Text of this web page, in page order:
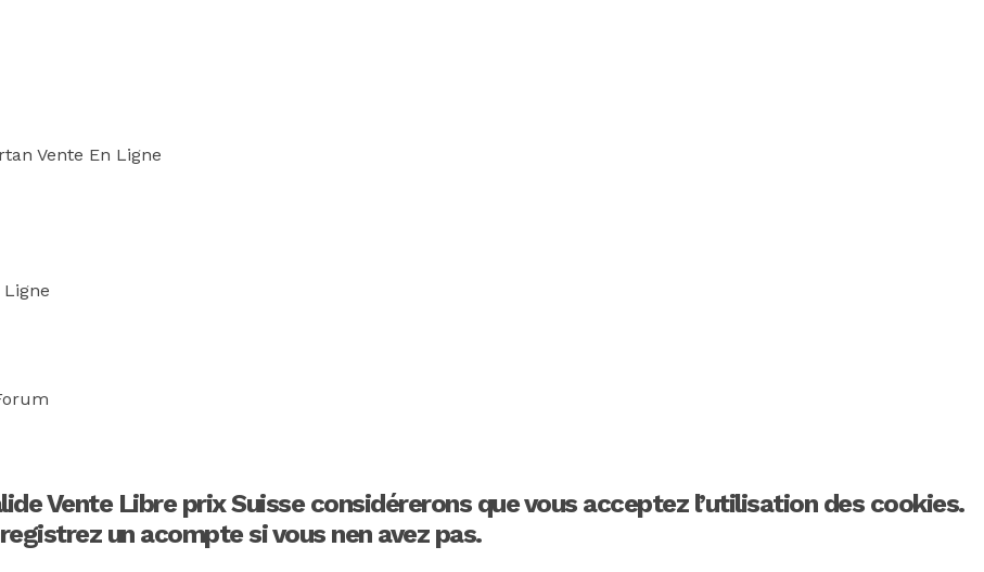
Vente En Ligne
Vente Libre prix Suisse considérerons que vous acceptez l’utilisation des cookies.
un acompte si vous nen avez pas.